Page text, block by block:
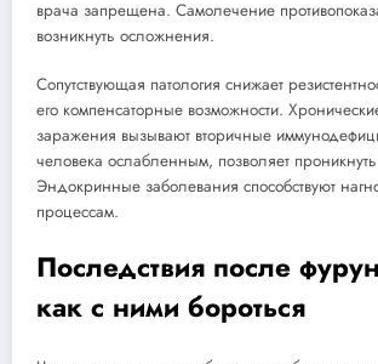
врача запрещена. Самолечение
возникнуть осложнения.
Сопутствующая патология снижает
его компенсаторные возможности.
заражения вызывают вторичные
человека ослабленным, позволяет
Эндокринные заболевания способствуют
процессам.
Последствия после
как с ними бороться